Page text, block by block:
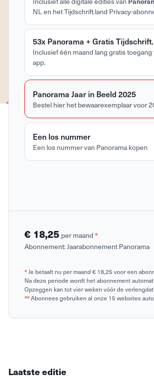
NL en het Tijdschrift.land Privacy-
53x Panorama + Gratis
Inclusief één maand lang gratis
app.
Panorama Jaar in Beeld 2025
Bestel hier het bewaarexemplaar voor
Een los nummer
Een los nummer van Panorama kopen
€ 18,25 per maand *
Abonnement:Jaarabonnement Panorama
*Je betaalt nu per maand € 18,25 voor een
Na deze periode wordt het abonnement
Opzeggen kan tot vier weken vóór de
**Abonnees gebruiken al onze 15 websites
Laatste editie